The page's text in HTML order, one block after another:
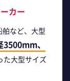
カー
など、大型
、
た大型サイズ